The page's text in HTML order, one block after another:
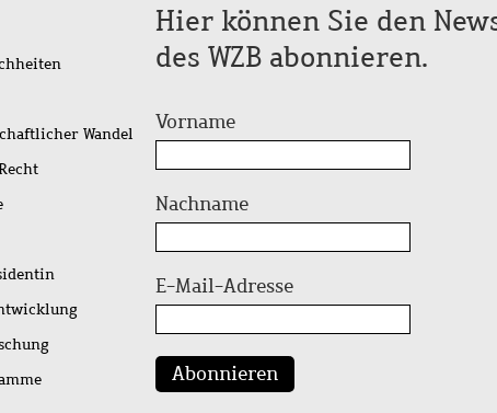
Wandel
Hier können Sie den
des WZB abonnieren.
Vorname
Nachname
E-Mail-Adresse
Abonnieren